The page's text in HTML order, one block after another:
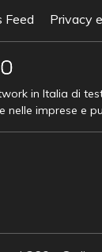
Feed Privacy
in Italia di
imprese e